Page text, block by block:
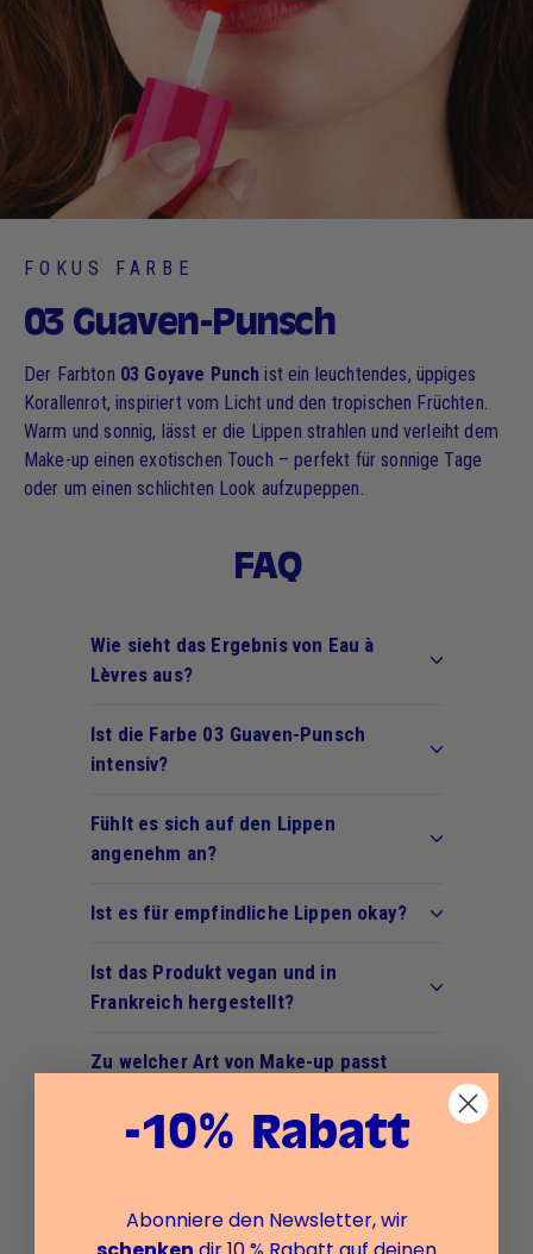
FOKUS FARBE
03 Guaven-Punsch
Der Farbton 03 Goyave Punch ist ein leuchtendes, üppiges
Korallenrot, inspiriert vom Licht und den tropischen Früchten.
Warm und sonnig, lässt er die Lippen strahlen und verleiht dem
Make-up einen exotischen Touch – perfekt für sonnige Tage
oder um einen schlichten Look aufzupeppen.
FAQ
Wie sieht das Ergebnis von Eau à
Lèvres aus?
Ist die Farbe 03 Guaven-Punsch
intensiv?
Fühlt es sich auf den Lippen
angenehm an?
Ist es für empfindliche Lippen okay?
Ist das Produkt vegan und in
Frankreich hergestellt?
Zu welcher Art von Make-up passt
-10% Rabatt
Abonniere den Newsletter, wir